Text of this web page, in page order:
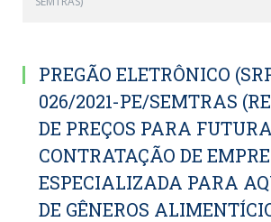
PREGÃO ELETRÔNICO
026/2021-PE/SEMTRAS
DE PREÇOS PARA FUTURA
CONTRATAÇÃO DE
ESPECIALIZADA PARA
DE GÊNEROS